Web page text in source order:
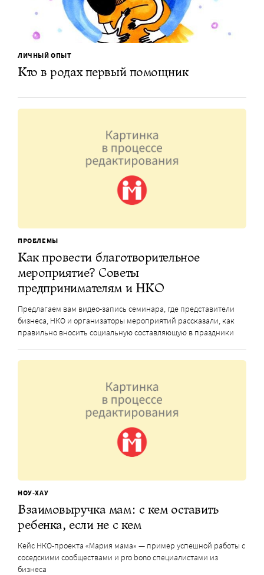
ЛИЧНЫЙ ОПЫТ
Кто в родах первый помощник
ПРОБЛЕМЫ
Как провести благотворительное
мероприятие? Советы
предпринимателям и НКО
Предлагаем вам видео-запись семинара, где представители
бизнеса, НКО и организаторы мероприятий рассказали, как
правильно вносить социальную составляющую в праздники
НОУ-ХАУ
Взаимовыручка мам: с кем оставить
ребенка, если не с кем
Кейс НКО-проекта «Мария мама» — пример успешной работы с
соседскими сообществами и pro bono специалистами из
бизнеса